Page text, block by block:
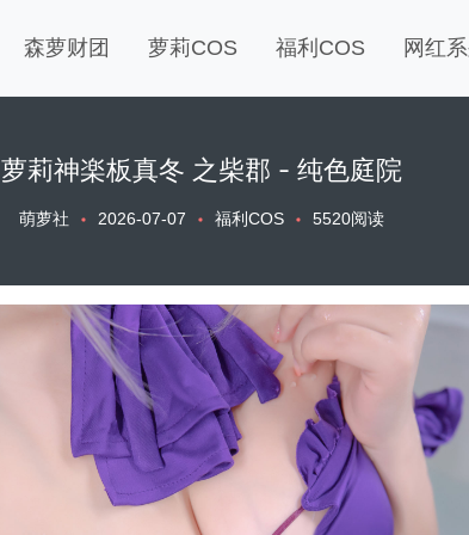
森萝财团 萝莉COS 福利COS 网红
萝莉神楽板真冬 之柴郡 - 纯色庭院
萌萝社 2026-07-07 福利COS 5520阅读